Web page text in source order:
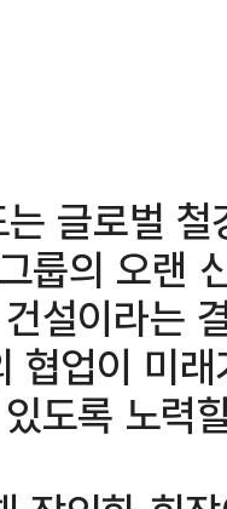
글로벌
룹의 오랜
설이라는
협업이 미
도록 노력